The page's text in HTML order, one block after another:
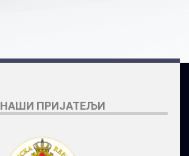
НАШИ ПРИЈАТЕЉИ